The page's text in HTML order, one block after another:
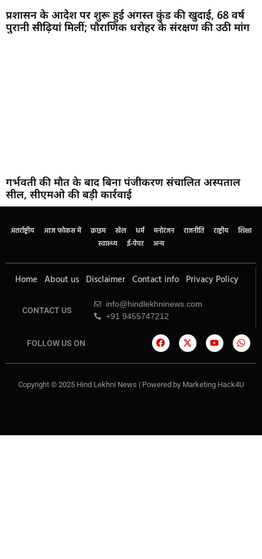
प्रशासन के आदेश पर शुरू हुई अगस्त कुंड की खुदाई, 68 वर्ष
पुरानी सीढ़ियां मिलीं; पौराणिक धरोहर के संरक्षण की उठी मांग
गर्भवती की मौत के बाद बिना पंजीकरण संचालित अस्पताल
सील, सीएमओ की बड़ी कार्रवाई
अंतर्राष्ट्रीय आज फोकस में क्राइम खेल धर्म मनोरंजन राजनीति राष्ट्रीय
शिक्षा
स्वास्थ्य
ई-पेपर अन्य
Home About us Disclaimer Contact info Privacy Policy
CONTACT US
info@hindlekhninews.com
+91 9455747212
FOLLOW US ON
Copyright © 2025 Hind Lekhni News | Powered by Marketing Hack4U